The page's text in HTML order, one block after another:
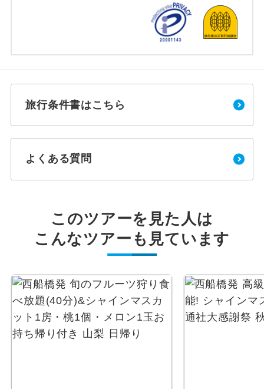
旅行条件書はこちら
よくある質問
このツアーを見た人は
こんなツアーも見ています